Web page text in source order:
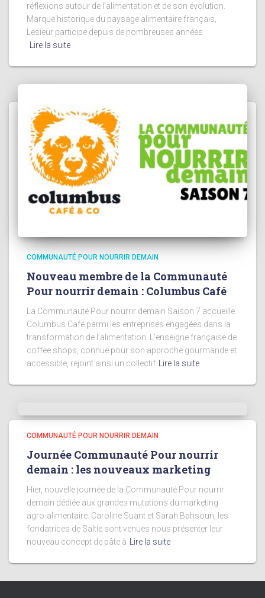
réflexions autour de l’alimentation et de son évolution.
Marque historique du paysage alimentaire français,
Lesieur participe depuis de nombreuses années
Lire la suite
COMMUNAUTÉ POUR NOURRIR DEMAIN
Nouveau membre de la Communauté
Pour nourrir demain : Columbus Café
La Communauté Pour nourrir demain Saison 7 accueille
Columbus Café parmi les entreprises engagées dans la
transformation de l’alimentation. L’enseigne française de
coffee shops, connue pour son approche gourmande et
accessible, rejoint ainsi un collectif Lire la suite
COMMUNAUTÉ POUR NOURRIR DEMAIN
Journée Communauté Pour nourrir
demain : les nouveaux marketing
Hier, nouvelle journée de la Communauté Pour nourrir
demain dédiée aux grandes mutations du marketing
agro-alimentaire. Caroline Suant et Sarah Bahsoun, les
fondatrices de Saltie sont venues nous présenter leur
nouveau concept de pâte à Lire la suite